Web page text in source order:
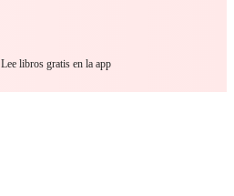
Lee libros gratis en la app